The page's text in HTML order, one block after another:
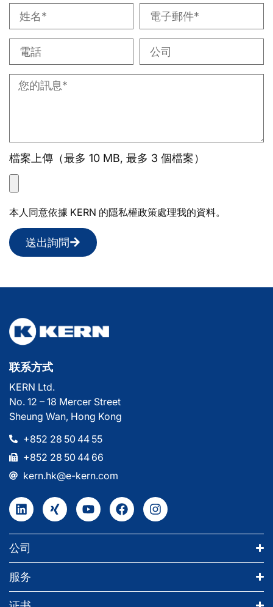
檔案上傳（最多 10 MB, 最多 3 個檔案）
本人同意依據 KERN 的隱私權政策處理我的資料。
送出詢問
联系方式
KERN Ltd.
No. 12 – 18 Mercer Street
Sheung Wan, Hong Kong
+852 28 50 44 55
+852 28 50 44 66
kern.hk@e-kern.com
公司
服务